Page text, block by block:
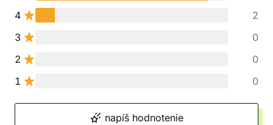
4
2
3
0
2
0
1
0
napíš hodnotenie